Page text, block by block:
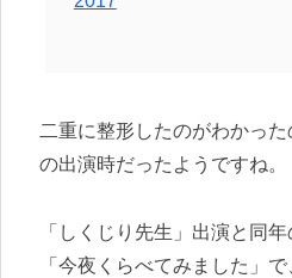
二重に整形したのがわかっ
の出演時だったようですね。
「しくじり先生」出演と同
「今夜くらべてみました」